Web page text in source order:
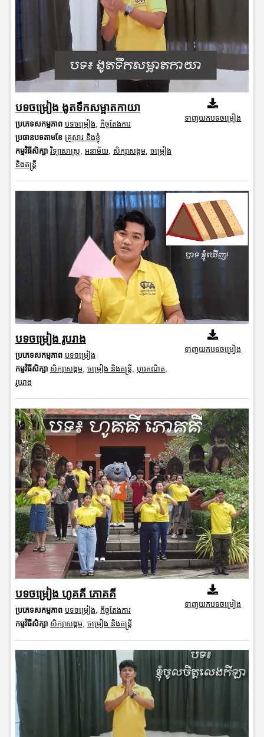
បទចម្រៀង ងូតទឹកសម្អាតកាយា
ប្រភេទសកម្មភាព បទចម្រៀង, កិច្ចតែងការ
ប្រធានបទតាមខែ គ្រួសារ និងខ្ញុំ
កម្មវិធីសិក្សា វិទ្យាសាស្រ្ត, អនាម័យ, សិក្សាសង្គម, ចម្រៀង
និងតន្ត្រី
ទាញយកបទចម្រៀង
បទចម្រៀង រូបរាង
ប្រភេទសកម្មភាព បទចម្រៀង
កម្មវិធីសិក្សា សិក្សាសង្គម, ចម្រៀង និងតន្ត្រី, បុរេគណិត,
រូបរាង
ទាញយកបទចម្រៀង
បទចម្រៀង ហូគគី ភោគគី
ប្រភេទសកម្មភាព បទចម្រៀង
កិច្ចតែងការ
កម្មវិធីសិក្សា សិក្សាសង្គម, ចម្រៀង និងតន្ត្រី
ទាញយកបទចម្រៀង